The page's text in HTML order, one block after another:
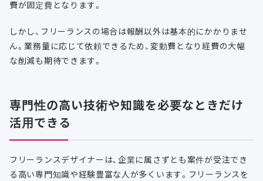
費が固定費となります。
しかし、フリーランスの場合は報酬以外は基本的にかかりませ
ん。業務量に応じて依頼できるため、変動費となり経費の大幅
な削減も期待できます。
専門性の高い技術や知識を必要なときだけ
活用できる
フリーランスデザイナーは、企業に属さずとも案件が受注でき
る高い専門知識や経験豊富な人が多くいます。フリーランスを